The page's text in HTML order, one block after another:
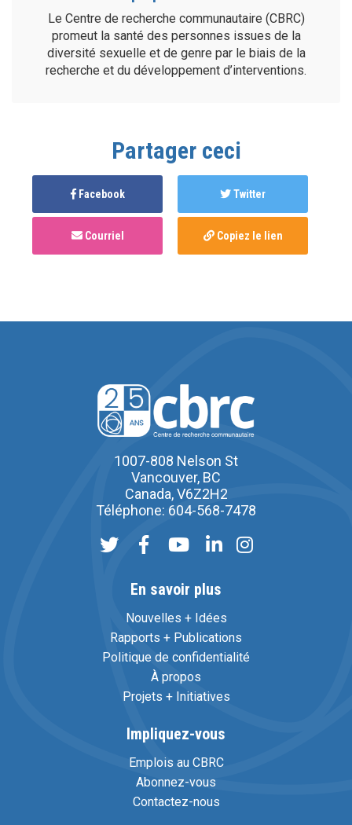
Le Centre de recherche communautaire (CBRC)
promeut la santé des personnes issues de la
diversité sexuelle et de genre par le biais de la
recherche et du développement d’interventions.
Partager ceci
Facebook Twitter
Courriel Copiez le lien
1007-808 Nelson St
Vancouver, BC
Canada, V6Z2H2
Téléphone: 604-568-7478
En savoir plus
Nouvelles + Idées
Rapports + Publications
Politique de confidentialité
À propos
Projets + Initiatives
Impliquez-vous
Emplois au CBRC
Abonnez-vous
Contactez-nous